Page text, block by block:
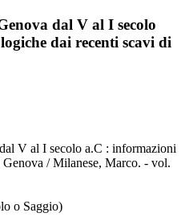
dal V al I secolo
dai recenti scavi di
V al I secolo a.C : informazioni
/ Milanese, Marco. - vol.
o Saggio)